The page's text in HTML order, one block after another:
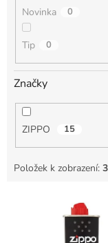
Novinka 0
Tip 0
Značky
ZIPPO 15
Položek k zobrazení: